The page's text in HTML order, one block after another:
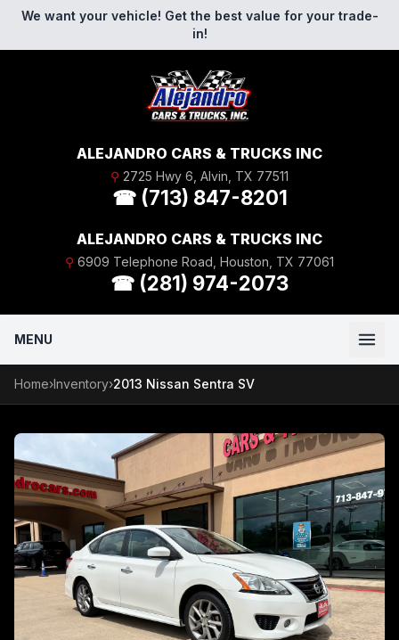
Skip to content
We want your vehicle! Get the best value for your trade-
in!
ALEJANDRO CARS & TRUCKS INC
⚲ 2725 Hwy 6, Alvin, TX 77511
☎ (713) 847-8201
ALEJANDRO CARS & TRUCKS INC
⚲ 6909 Telephone Road, Houston, TX 77061
☎ (281) 974-2073
MENU
Home›Inventory›2013 Nissan Sentra SV